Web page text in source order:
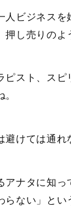
人ビジネス
押し売りのよ
ピスト、ス
避けては通れ
アナタに知っ
らない」と